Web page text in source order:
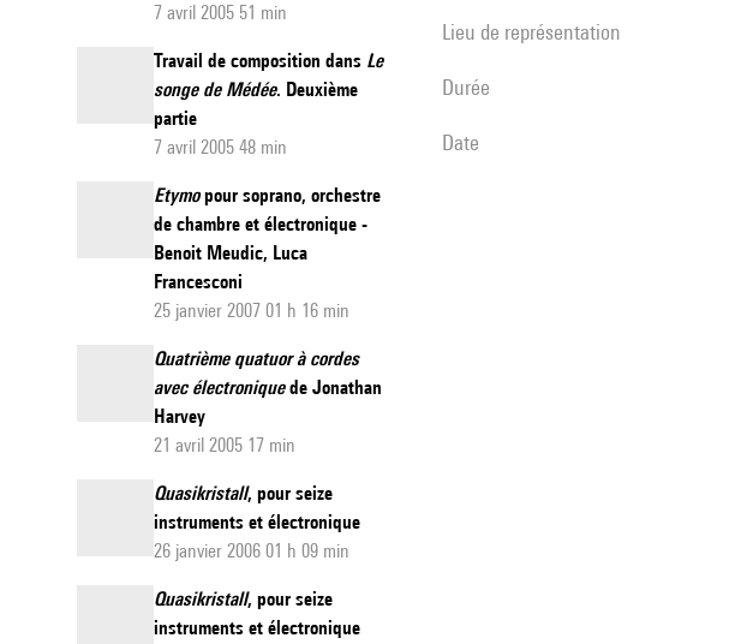
7 avril 2005 51 min
Travail de composition dans Le
songe de Médée. Deuxième
partie
7 avril 2005 48 min
Etymopour soprano, orchestre
de chambre et électronique -
Benoit Meudic, Luca
Francesconi
25 janvier 2007 01 h 16 min
Quatrième quatuor à cordes
avec électroniquede Jonathan
Harvey
21 avril 2005 17 min
Quasikristall, pour seize
instruments et électronique
26 janvier 2006 01 h 09 min
Quasikristall, pour seize
instruments et électronique
Lieu de représentation
durée
date